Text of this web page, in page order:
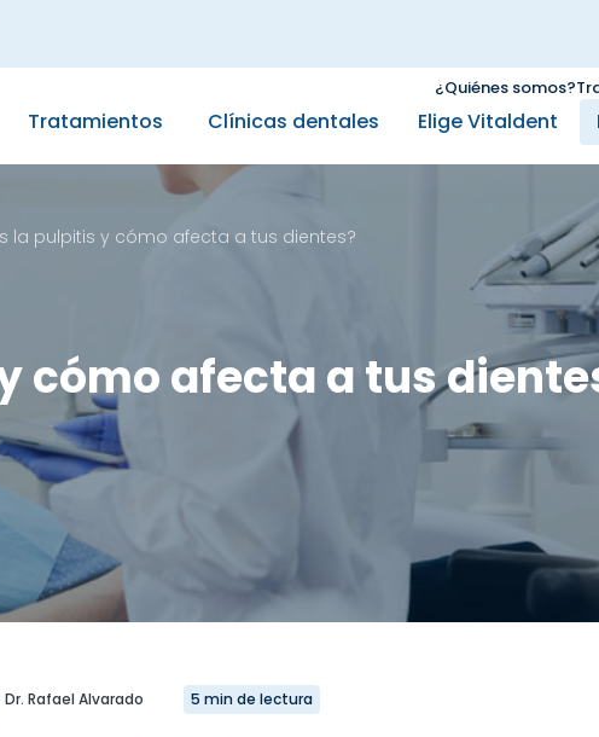
¿Quiénes somos?
Tratamientos Clínicas dentales Elige Vitaldent
la pulpitis y cómo afecta a tus dientes?
cómo afecta a tus
Dr. Rafael Alvarado 5 min de lectura